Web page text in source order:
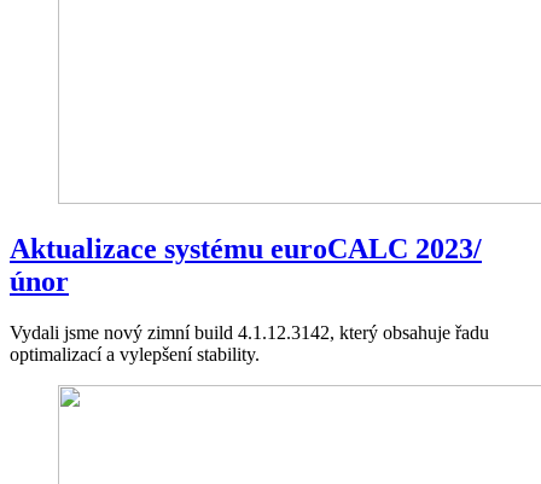
Aktualizace systému euroCALC 2023/
únor
Vydali jsme nový zimní build 4.1.12.3142, který obsahuje řadu
optimalizací a vylepšení stability.